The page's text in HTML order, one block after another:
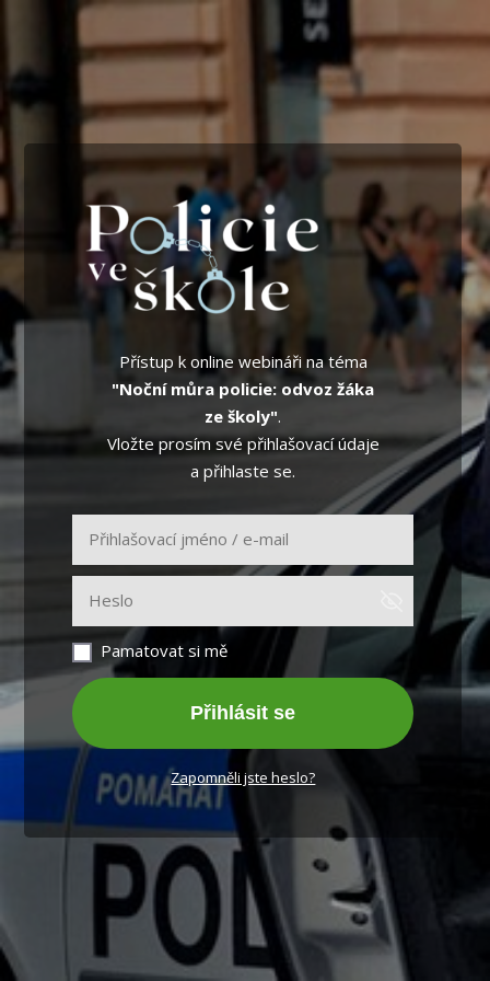
Přístup k online webináři na téma
"Noční můra policie: odvoz žáka
ze školy".
Vložte prosím své přihlašovací údaje
a přihlaste se.
Pamatovat si mě
Přihlásit se
Zapomněli jste heslo?